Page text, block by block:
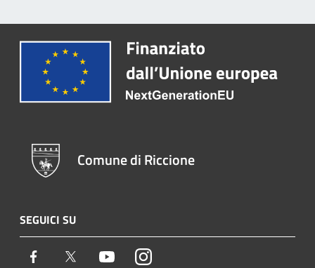
Comune di Riccione
SEGUICI SU
Facebook Twitter YoutubeInstagram